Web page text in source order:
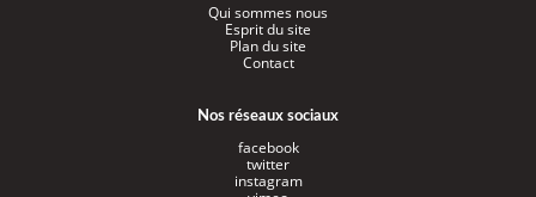
Qui sommes nous
Esprit du site
Plan du site
Contact
Nos réseaux sociaux
facebook
twitter
instagram